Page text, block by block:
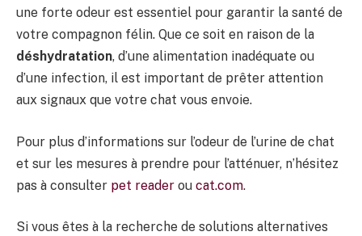
une forte odeur est essentiel pour garantir la santé de
votre compagnon félin. Que ce soit en raison de la
déshydratation, d’une alimentation inadéquate ou
d’une infection, il est important de prêter attention
aux signaux que votre chat vous envoie.
Pour plus d’informations sur l’odeur de l’urine de chat
et sur les mesures à prendre pour l’atténuer, n’hésitez
pas à consulter pet reader ou cat.com.
Si vous êtes à la recherche de solutions alternatives